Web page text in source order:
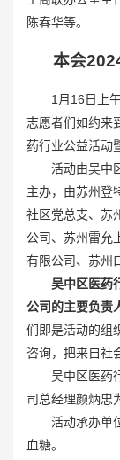
陈春华等。
本会
1月16日上午
志愿者们如约来
药行业公益活动
活动由吴中区
主办，由苏州登
社区党总支、苏
公司、苏州雷允
有限公司、苏州
吴中区医药
公司的主要负责
们即是活动的组
咨询，把来自社
吴中区医药行
司总经理颜炳忠
活动承办单位
血糖。